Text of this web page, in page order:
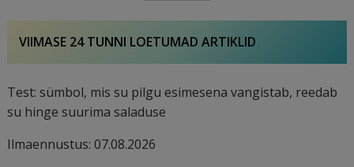
VIIMASE 24 TUNNI LOETUMAD ARTIKLID
Test: sümbol, mis su pilgu esimesena vangistab, reedab
su hinge suurima saladuse
Ilmaennustus: 07.08.2026